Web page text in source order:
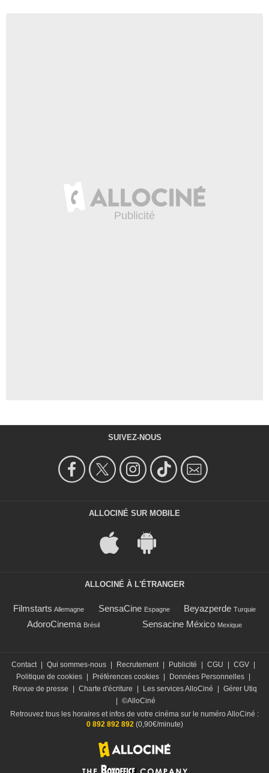
SUIVEZ-NOUS
ALLOCINÉ SUR MOBILE
ALLOCINÉ À L'ÉTRANGER
Filmstarts Allemagne SensaCine Espagne Beyazperde Turquie
AdoroCinema Brésil Sensacine México Mexique
Contact Qui sommes-nous Recrutement Publicité CGU CGV
Politique de cookies
Préférences cookies Données Personnelles
Revue de presse
Charte d'écriture Les services AlloCiné
Gérer Utiq
©AlloCiné
Retrouvez tous les horaires et infos de votre cinéma sur le numéro AlloCiné :
0 892 892 892(0,90€/minute)